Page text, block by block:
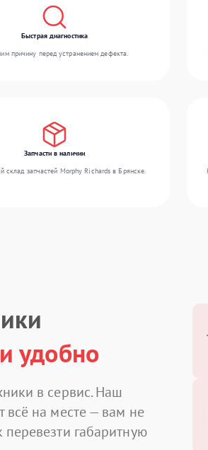
Быстрая диагностика
причину перед устранением дефекта.
Запчасти в наличии
склад запчастей Morphy Richards в Брянске.
удобно
в сервис. Наш
всё на месте — вам не
габаритную